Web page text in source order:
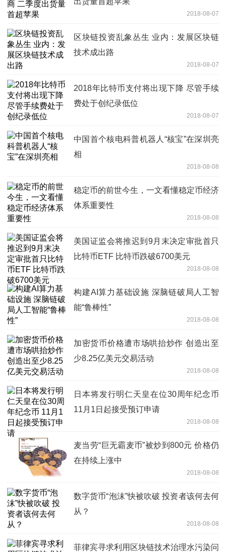
2018-08-07
区块链投资乱象丛生 业内：发展区块链
技术成出路
2018-08-07
2018年比特币支付将出现下降 尽管手续
费处于创纪录低位
2018-08-07
中国首个核电科普机器人“核宝”在深圳亮
相
2018-08-08
稳定币的前世今生，一文看懂稳定币经济
体系重要性
2018-08-08
美国证监会将推迟到9月末决定审批首只
比特币ETF 比特币跌破6700美元
2018-08-08
构建AI算力基础设施 深脑链破局人工智
能“鲁棒性”
2018-08-08
加密货币价格遭市场哄抬炒作 创造出至
少8.25亿美元交易活动
2018-08-08
日本将发行明仁天皇在位30周年纪念币
11月1日起接受预订申请
2018-08-08
麦当劳“巨无霸麦币”被炒到800元 价格仍
在持续上涨中
2018-08-08
数字货币“泡沫”快被吹破 投资者该何去何
从？
2018-08-08
菲律宾寻求利用区块链技术治理水污染问